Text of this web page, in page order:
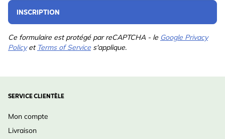
Étourneau, Merle
INSCRIPTION
Ce formulaire est protégé par reCAPTCHA - le Google Privacy
Policyet Terms of Service s'applique.
SERVICE CLIENTÈLE
Mon compte
Livraison